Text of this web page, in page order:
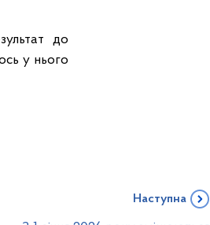
до
у нього
Наступна